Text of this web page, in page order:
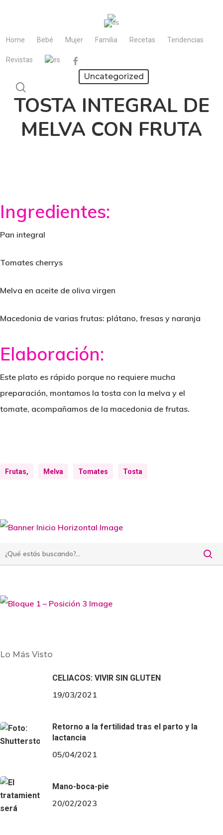
main
content
Home Bebé Mujer Familia Recetas Tendencias
Revistas facebook
Uncategorized
TOSTA INTEGRAL DE
MELVA CON FRUTA
Ingredientes:
Pan integral
Tomates cherrys
Melva en aceite de oliva virgen
Macedonia de varias frutas: plátano, fresas y naranja
Elaboración:
Este plato es rápido porque no requiere mucha
preparación, montamos la tosta con la melva y el
tomate, acompañamos de la macedonia de frutas.
Frutas, Melva Tomates Tosta
Lo Más Visto
CELIACOS: VIVIR SIN GLUTEN
19/03/2021
Retorno a la fertilidad tras el parto y la
lactancia
05/04/2021
Mano-boca-pie
20/02/2023